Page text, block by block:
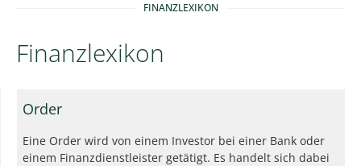
FINANZLEXIKON
Finanzlexikon
Order
Eine Order wird von einem Investor bei einer Bank oder
einem Finanzdienstleister getätigt. Es handelt sich dabei